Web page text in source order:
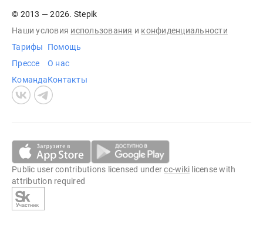
© 2013 — 2026. Stepik
Наши условия использования и конфиденциальности
Тарифы
Прессе
Команда
Помощь
О нас
Контакты
Public user contributions licensed undercc-wiki license with
attribution required